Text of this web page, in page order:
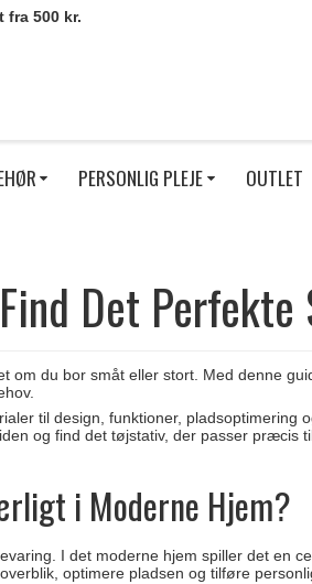
fra 500 kr.
PERSONLIG PLEJE OUTLET
Det
om du bor småt eller stort. Med denne
til design, funktioner, pladsoptimering
og find det tøjstativ, der passer præcis til
i Moderne Hjem?
I det moderne hjem spiller det en
optimere pladsen og tilføre